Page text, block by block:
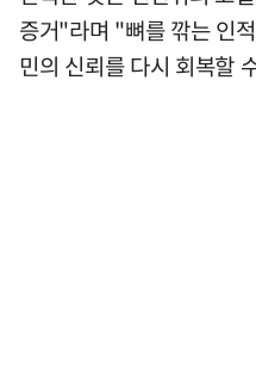
증거"라며 "뼈를 깎는 인
민의 신뢰를 다시 회복할